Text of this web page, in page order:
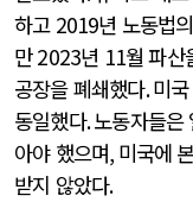
하고 2019년 노동법
만2023년 11월 파산
공장을 폐쇄했다.미
동일했다.노동자들은
아야 했으며, 미국에
받지 않았다.